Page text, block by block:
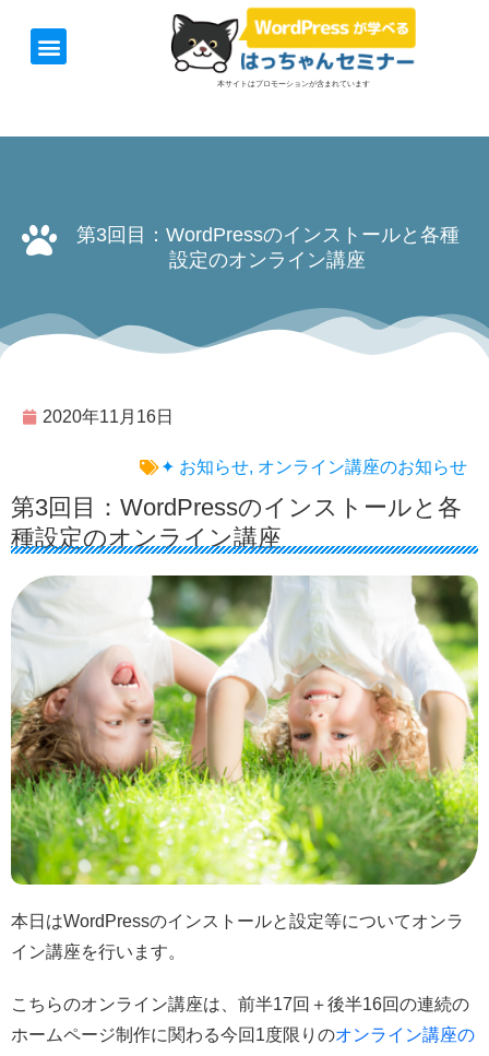
本サイトはプロモーションが含まれています
第3回目：WordPressのインストールと各種
設定のオンライン講座
2020年11月16日
✦ お知らせ, オンライン講座のお知らせ
第3回目：WordPressのインストールと各
種設定のオンライン講座
本日はWordPressのインストールと設定等についてオンラ
イン講座を行います。
こちらのオンライン講座は、前半17回＋後半16回の連続の
ホームページ制作に関わる今回1度限りのオンライン講座の